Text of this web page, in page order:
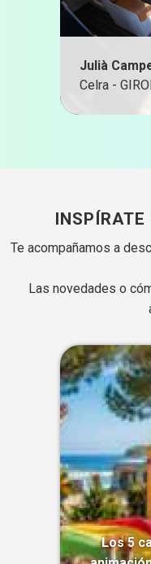
Julià
Celra -
INSPÍRATE
Te acompañamos a
Las novedades o
Los 5